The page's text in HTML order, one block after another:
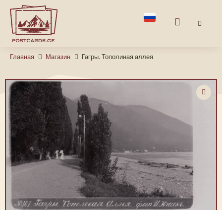
Главная Магазин Гагры. Тополиная аллея